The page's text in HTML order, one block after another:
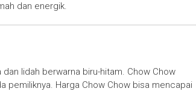
dan energik.
lidah berwarna biru-hitam. Chow Chow
pemiliknya. Harga Chow Chow bisa mencapai